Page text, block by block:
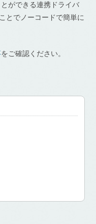
ができる連携ドライバ
とでノーコードで簡単に
をご確認ください。